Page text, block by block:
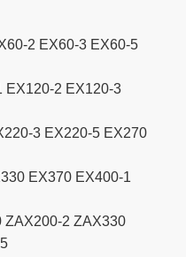
2 EX60-3 EX60-5
EX120-2 EX120-3
3 EX220-5 EX270
EX370 EX400-1
ZAX200-2 ZAX330